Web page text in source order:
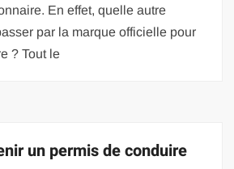
En effet, quelle autre
par la marque officielle pour
? Tout le
un permis de conduire